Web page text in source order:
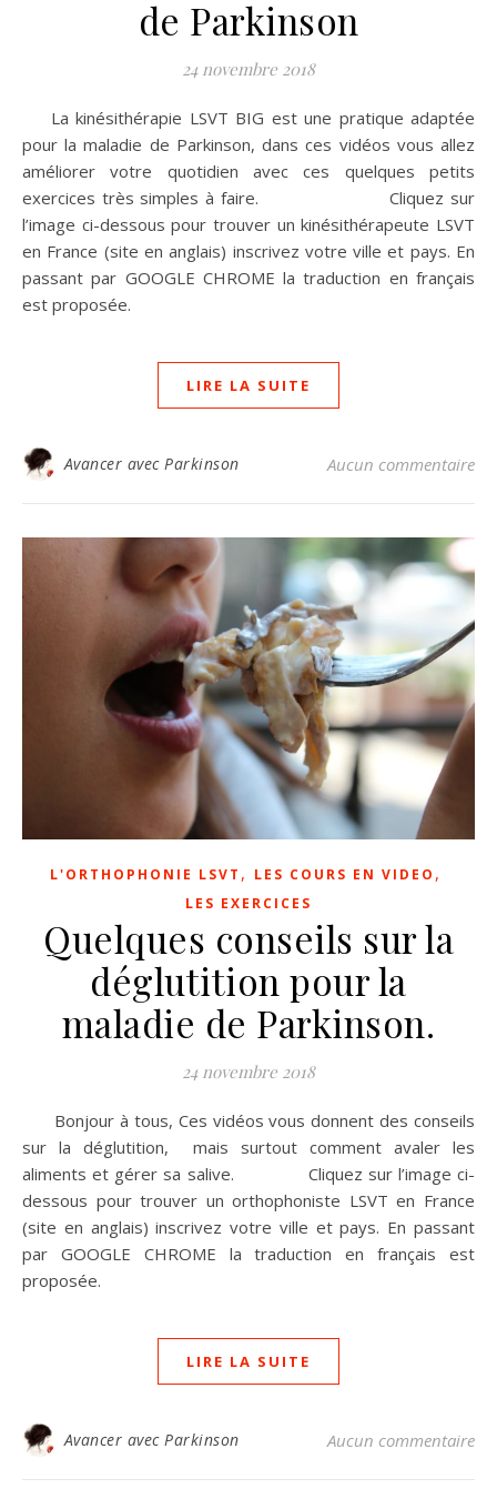
de Parkinson
24 novembre 2018
La kinésithérapie LSVT BIG est une pratique adaptée
pour la maladie de Parkinson, dans ces vidéos vous allez
améliorer votre quotidien avec ces quelques petits
exercices très simples à faire. Cliquez sur
l’image ci-dessous pour trouver un kinésithérapeute LSVT
en France (site en anglais) inscrivez votre ville et pays. En
passant par GOOGLE CHROME la traduction en français
est proposée.
LIRE LA SUITE
Avancer avec Parkinson Aucun commentaire
L'ORTHOPHONIE LSVT , LES COURS EN VIDEO ,
LES EXERCICES
Quelques conseils sur la
déglutition pour la
maladie de Parkinson.
24 novembre 2018
Bonjour à tous, Ces vidéos vous donnent des conseils
sur la déglutition, mais surtout comment avaler les
aliments et gérer sa salive. Cliquez sur l’image ci-
dessous pour trouver un orthophoniste LSVT en France
(site en anglais) inscrivez votre ville et pays. En passant
par GOOGLE CHROME la traduction en français est
proposée.
LIRE LA SUITE
Avancer avec Parkinson Aucun commentaire